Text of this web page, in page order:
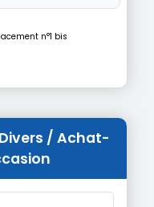
n°1 bis
/ Achat-